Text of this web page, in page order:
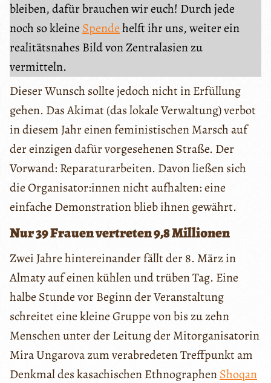
bleiben, dafür brauchen wir euch! Durch jede
noch so kleine Spendehelft ihr uns, weiter ein
realitätsnahes Bild von Zentralasien zu
vermitteln.
Dieser Wunsch sollte jedoch nicht in Erfüllung
gehen. Das Akimat (das lokale Verwaltung) verbot
in diesem Jahr einen feministischen Marsch auf
der einzigen dafür vorgesehenen Straße. Der
Vorwand: Reparaturarbeiten. Davon ließen sich
die Organisator:innen nicht aufhalten: eine
einfache Demonstration blieb ihnen gewährt.
Nur 39 Frauen vertreten 9,8 Millionen
Zwei Jahre hintereinander fällt der 8. März in
Almaty auf einen kühlen und trüben Tag. Eine
halbe Stunde vor Beginn der Veranstaltung
schreitet eine kleine Gruppe von bis zu zehn
Menschen unter der Leitung der Mitorganisatorin
Mira Ungarova zum verabredeten Treffpunkt am
Denkmal des kasachischen EthnographenShoqan